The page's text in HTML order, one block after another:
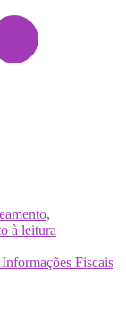
à leitura
Fiscais